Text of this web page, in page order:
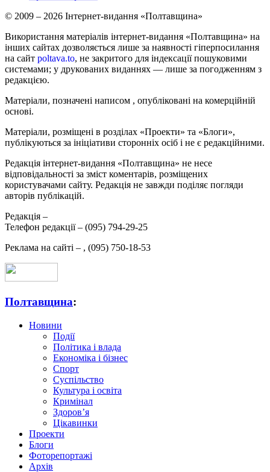
© 2009 – 2026 Інтернет-видання «Полтавщина»
Використання матеріалів інтернет-видання «Полтавщина» на
інших сайтах дозволяється лише за наявності гіперпосилання
на сайт poltava.to, не закритого для індексації пошуковими
системами; у друкованих виданнях — лише за погодженням з
редакцією.
Матеріали, позначені написом , опубліковані на комерційній
основі.
Матеріали, розміщені в розділах «Проекти» та «Блоги»,
публікуються за ініціативи сторонніх осіб і не є редакційними.
Редакція інтернет-видання «Полтавщина» не несе
відповідальності за зміст коментарів, розміщених
користувачами сайту. Редакція не завжди поділяє погляди
авторів публікацій.
Редакція –
Телефон редакції – (095) 794-29-25
Реклама на сайті – , (095) 750-18-53
Полтавщина:
Новини
Події
Політика і влада
Економіка і бізнес
Спорт
Суспільство
Культура і освіта
Кримінал
Здоров’я
Цікавинки
Проекти
Блоги
Фоторепортажі
Архів